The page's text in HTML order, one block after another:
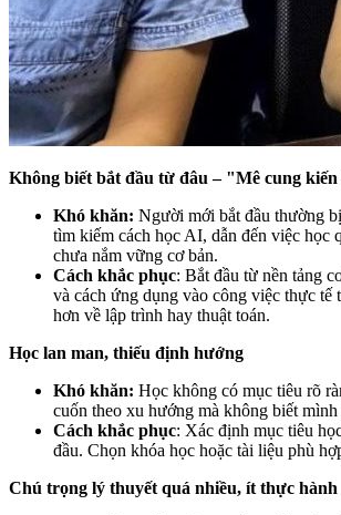
Không biết bắt đầu từ đâu – "Mê cung
Khó khăn: Người mới bắt đầu thường
tìm kiếm cách học AI, dẫn đến việc học
chưa nắm vững cơ bản.
Cách khắc phục: Bắt đầu từ nền tảng
và cách ứng dụng vào công việc thực tế
hơn về lập trình hay thuật toán.
Học lan man, thiếu định hướng
Khó khăn: Học không có mục tiêu rõ
cuốn theo xu hướng mà không biết
Cách khắc phục: Xác định mục tiêu
đầu. Chọn khóa học hoặc tài liệu phù
Chú trọng lý thuyết quá nhiều, ít thực hành